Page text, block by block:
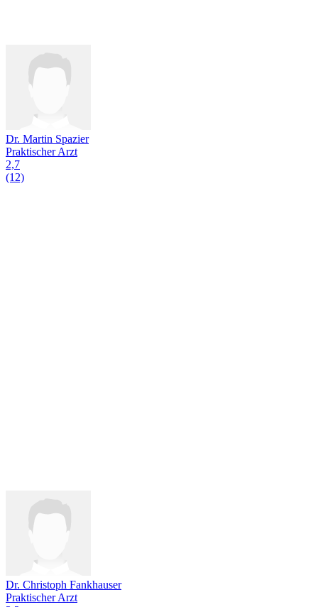
Dr. Martin Spazier
Praktischer Arzt
2,7
(12)
Dr. Christoph Fankhauser
Praktischer Arzt